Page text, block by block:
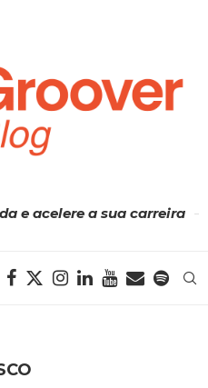
e acelere a sua carreira